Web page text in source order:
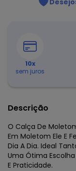
10x
sem juros
Descrição
O Calça De
Em Moletom Ele E
Dia A Dia. Ideal
Uma Ótima
E Praticidade.